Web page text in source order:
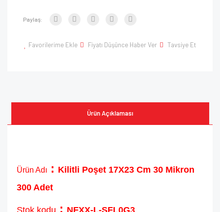
Paylaş:
Favorilerime Ekle Fiyatı Düşünce Haber Ver Tavsiye Et
Ürün Açıklaması
Ürün Adı : Kilitli Poşet 17X23 Cm 30 Mikron
300 Adet
: